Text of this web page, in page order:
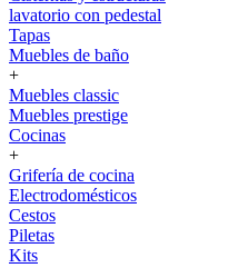
lavatorio con pedestal
Tapas
Muebles de baño
+
Muebles classic
Muebles prestige
Cocinas
+
Grifería de cocina
Electrodomésticos
Cestos
Piletas
Kits